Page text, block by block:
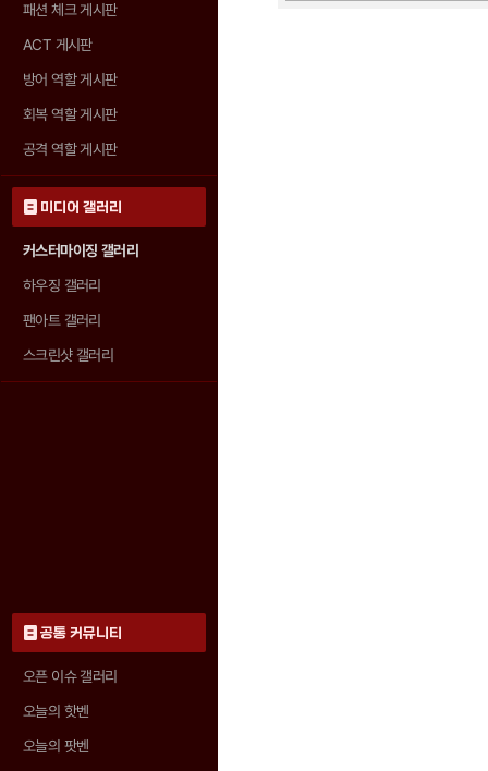
패션 체크 게시판
ACT 게시판
방어 역할 게시판
회복 역할 게시판
공격 역할 게시판
미디어 갤러리
커스터마이징 갤러리
하우징 갤러리
팬아트 갤러리
스크린샷 갤러리
공통 커뮤니티
오픈 이슈 갤러리
오늘의 핫벤
오늘의 팟벤